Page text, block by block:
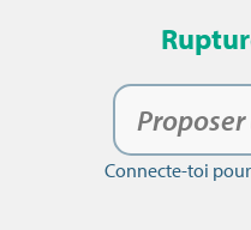
Connecte-toi